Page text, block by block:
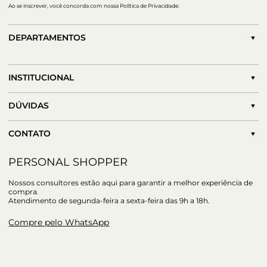
Ao se inscrever, você concorda com nossa Política de Privacidade.
DEPARTAMENTOS
INSTITUCIONAL
DÚVIDAS
CONTATO
PERSONAL SHOPPER
Nossos consultores estão aqui para garantir a melhor experiência de
compra.
Atendimento de segunda-feira a sexta-feira das 9h a 18h.
Compre pelo WhatsApp